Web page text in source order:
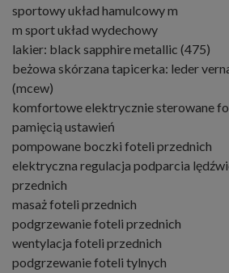
sportowy układ hamulcowy m
m sport układ wydechowy
lakier: black sapphire metallic (475)
beżowa skórzana tapicerka: leder
(mcew)
komfortowe elektrycznie sterowane
pamięcią ustawień
pompowane boczki foteli przednich
elektryczna regulacja podparcia
przednich
masaż foteli przednich
podgrzewanie foteli przednich
wentylacja foteli przednich
podgrzewanie foteli tylnych